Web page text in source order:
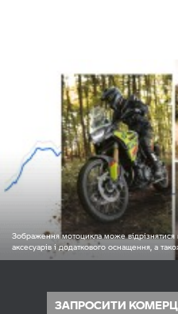
Зображення мотоцикла може
аксесуарів і додаткового оснащення, а
ЗАПРОСИТИ